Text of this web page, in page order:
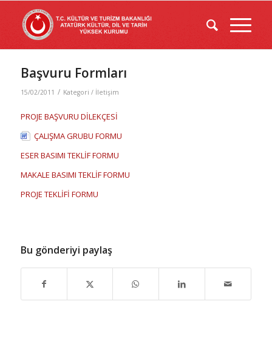
Başvuru Formları
15/02/2011 / Kategori / İletişim
PROJE BAŞVURU DİLEKÇESİ
ÇALIŞMA GRUBU FORMU
ESER BASIMI TEKLİF FORMU
MAKALE BASIMI TEKLİF FORMU
PROJE TEKLİFİ FORMU
Bu gönderiyi paylaş